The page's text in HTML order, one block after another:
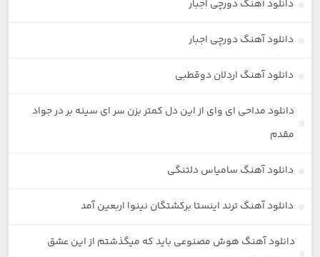
دانلود آهنگ دورچی اجبار
دانلود آهنگ دورچی اجبار
دانلود آهنگ اردلان دوقطبی
دانلود مداحی ای وای از این دل کمتر بزن سر ای سینه بر در جواد
مقدم
دانلود آهنگ سامیاس دلتنگی
دانلود آهنگ ترند اینستا برکشتگان نینوا اربعین آمد
دانلود آهنگ هوش مصنوعی باید که میگذشتم از این عشق